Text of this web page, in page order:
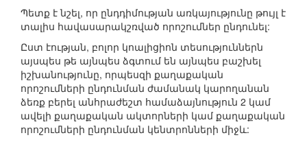
Պետք է նշել, որ ընդդիմության առկայությունը թույլ է
տալիս հավասարակշռված որոշումներ ընդունել:
Ըստ էության, բոլոր կոալիցիոն տեսություններն
այսպես թե այնպես ձգտում են այնպես բաշխել
իշխանությունը, որպեսզի քաղաքական
որոշումների ընդունման ժամանակ կարողանան
ձեռք բերել անհրաժեշտ համաձայնություն 2 կամ
ավելի քաղաքական ակտորների կամ քաղաքական
որոշումների ընդունման կենտրոնների միջև: